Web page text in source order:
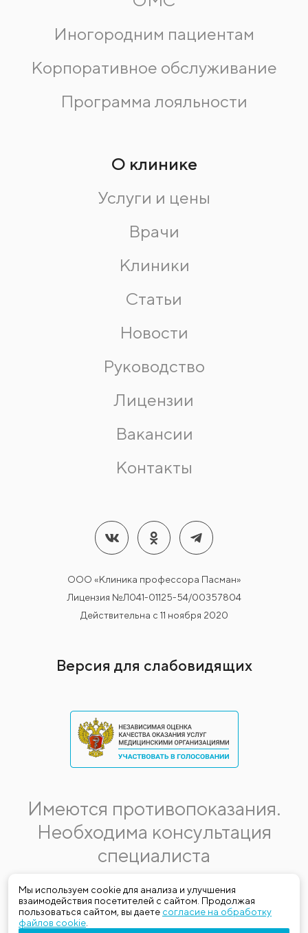
Мы используем cookie для анализа и улучшения
взаимодействия посетителей с сайтом. Продолжая
пользоваться сайтом, вы даете согласие на обработку
файлов cookie
Иногородним пациентам
Корпоративное обслуживание
Программа лояльности
О клинике
Услуги и цены
Врачи
Клиники
Статьи
Новости
Руководство
Лицензии
Вакансии
Контакты
ООО «Клиника профессора Пасман»
Лицензия №Л041-01125-54/00357804
Действительна с 11 ноября 2020
Версия для слабовидящих
Имеются противопоказания.
Необходима консультация
специалиста
Данная информация не является публичной офертой.
Стоимость, название и спектр услуг могут меняться.
Получить актуальную на момент обращения за медицинской